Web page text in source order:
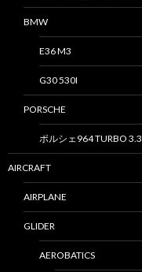
BMW
E36 M3
G30 530I
PORSCHE
ポルシェ964 TURBO 3.3
AIRCRAFT
AIRPLANE
GLIDER
AEROBATICS